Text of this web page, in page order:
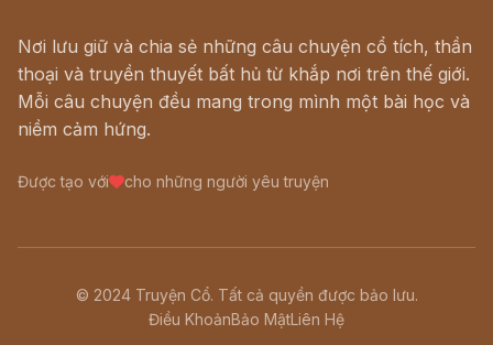
Nơi lưu giữ và chia sẻ những câu chuyện cổ tích, thần
thoại và truyền thuyết bất hủ từ khắp nơi trên thế giới.
Mỗi câu chuyện đều mang trong mình một bài học và
niềm cảm hứng.
Được tạo với cho những người yêu truyện
© 2024 Truyện Cổ. Tất cả quyền được bảo lưu.
Điều KhoảnBảo MậtLiên Hệ